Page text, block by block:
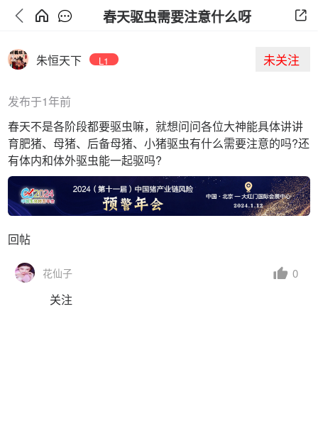
春天驱虫需要注意什么呀
朱恒天下 L1 未关注
发布于1年前
春天不是各阶段都要驱虫嘛，就想问问各位大神能具体讲讲
育肥猪、母猪、后备母猪、小猪驱虫有什么需要注意的吗?还
有体内和体外驱虫能一起驱吗?
回帖
花仙子 0
关注